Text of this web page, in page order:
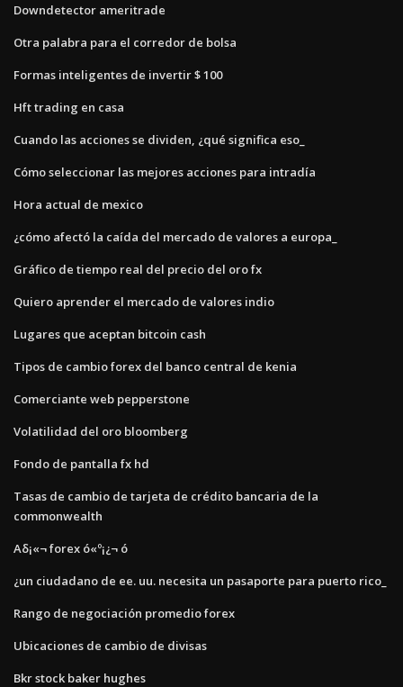
Downdetector ameritrade
Otra palabra para el corredor de bolsa
Formas inteligentes de invertir $ 100
Hft trading en casa
Cuando las acciones se dividen, ¿qué significa eso_
Cómo seleccionar las mejores acciones para intradía
Hora actual de mexico
¿cómo afectó la caída del mercado de valores a europa_
Gráfico de tiempo real del precio del oro fx
Quiero aprender el mercado de valores indio
Lugares que aceptan bitcoin cash
Tipos de cambio forex del banco central de kenia
Comerciante web pepperstone
Volatilidad del oro bloomberg
Fondo de pantalla fx hd
Tasas de cambio de tarjeta de crédito bancaria de la
commonwealth
Αδ¡«¬ forex ó«º¡¿¬ ó
¿un ciudadano de ee. uu. necesita un pasaporte para puerto rico_
Rango de negociación promedio forex
Ubicaciones de cambio de divisas
Bkr stock baker hughes